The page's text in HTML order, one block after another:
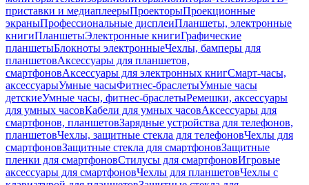
приставки и медиаплеерыПроекторыПроекционные
экраныПрофессиональные дисплеиПланшеты, электронные
книгиПланшетыЭлектронные книгиГрафические
планшетыБлокноты электронныеЧехлы, бамперы для
планшетовАксессуары для планшетов,
смартфоновАксессуары для электронных книгСмарт-часы,
аксессуарыУмные часыФитнес-браслетыУмные часы
детскиеУмные часы, фитнес-браслетыРемешки, аксессуары
для умных часовКабели для умных часовАксессуары для
смартфонов, планшетовЗарядные устройства для телефонов,
планшетовЧехлы, защитные стекла для телефоновЧехлы для
смартфоновЗащитные стекла для смартфоновЗащитные
пленки для смартфоновСтилусы для смартфоновИгровые
аксессуары для смартфоновЧехлы для планшетовЧехлы с